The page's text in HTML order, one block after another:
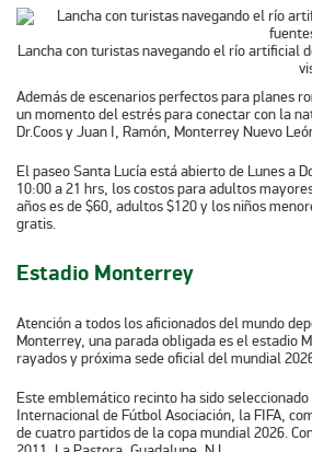
Lancha con turistas navegando el río artificial
Además de escenarios perfectos para planes
un momento del estrés para conectar con la
Dr.Coos y Juan I, Ramón, Monterrey Nuevo
El paseo Santa Lucía está abierto de Lunes a
10:00 a 21 hrs, los costos para adultos
años es de $60, adultos $120 y los niños
gratis.
Estadio Monterrey
Atención a todos los aficionados del mundo
Monterrey, una parada obligada es el estadio
rayados y próxima sede oficial del mundial
Este emblemático recinto ha sido
Internacional de Fútbol Asociación, la FIFA,
de cuatro partidos de la copa mundial 2026.